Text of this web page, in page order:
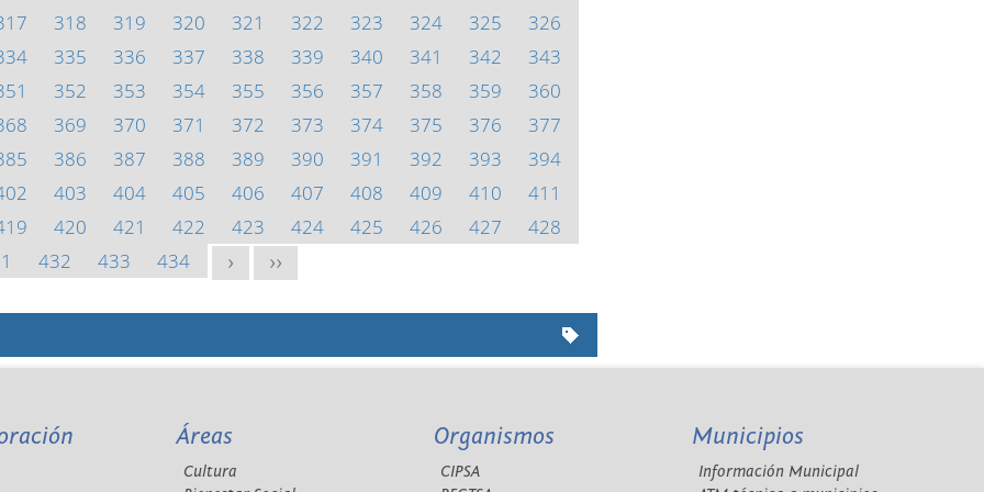
318 319 320 321 322 323 324 325
326
335 336 337 338 339 340 341 342
343
352 353 354 355 356 357 358 359
360
369 370 371 372 373 374 375 376
377
386 387 388 389 390 391 392 393
394
403 404 405 406 407 408 409 410
411
420 421 422 423 424 425 426 427
428
432 433 434 > >>
Áreas
Cultura
Organismos
CIPSA
Municipios
Información Municipal